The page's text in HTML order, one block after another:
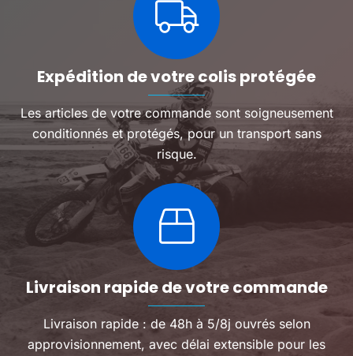
Expédition de votre colis protégée
Les articles de votre commande sont soigneusement
conditionnés et protégés, pour un transport sans
risque.
Livraison rapide de votre commande
Livraison rapide : de 48h à 5/8j ouvrés selon
approvisionnement, avec délai extensible pour les